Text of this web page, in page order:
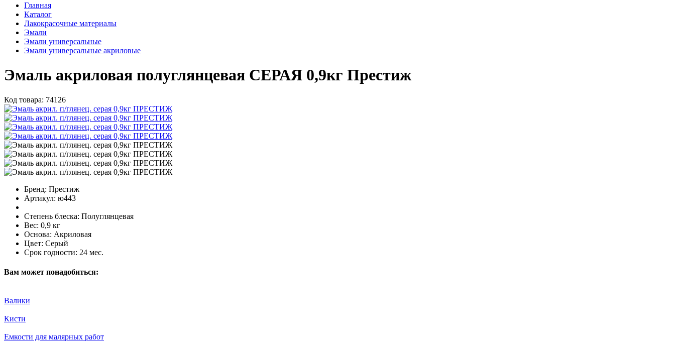
Главная
Каталог
Лакокрасочные материалы
Эмали
Эмали универсальные
Эмали универсальные акриловые
Эмаль акриловая полуглянцевая СЕРАЯ 0,9кг Престиж
Код товара: 74126
Бренд: Престиж
Артикул: ю443
Степень блеска: Полуглянцевая
Вес: 0,9 кг
Основа: Акриловая
Цвет: Серый
Срок годности: 24 мес.
Вам может понадобиться:
Валики
Кисти
Емкости для малярных работ